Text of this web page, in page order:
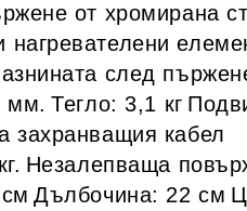
от хромирана
нагревателени
след
мм. Тегло: 3,1 кг
захранващия кабел
Незалепваща
Дълбочина: 22 см